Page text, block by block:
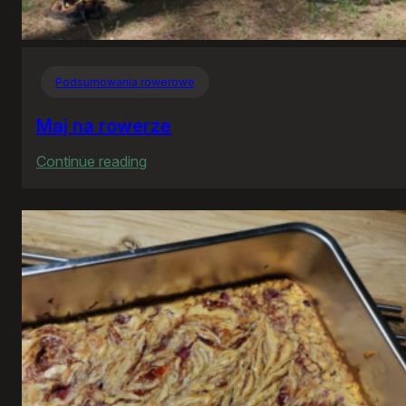
Podsumowania rowerowe
Maj na rowerze
Continue reading
na
rowerze